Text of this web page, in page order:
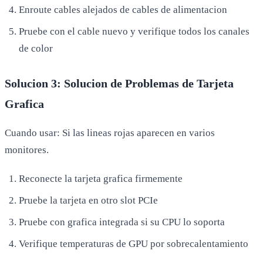
Enroute cables alejados de cables de alimentacion
Pruebe con el cable nuevo y verifique todos los canales
de color
Solucion 3: Solucion de Problemas de Tarjeta
Grafica
Cuando usar: Si las lineas rojas aparecen en varios
monitores.
Reconecte la tarjeta grafica firmemente
Pruebe la tarjeta en otro slot PCIe
Pruebe con grafica integrada si su CPU lo soporta
Verifique temperaturas de GPU por sobrecalentamiento